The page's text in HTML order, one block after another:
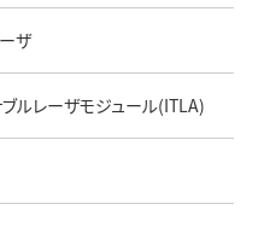
ザ
ルレーザモジュール(ITLA)